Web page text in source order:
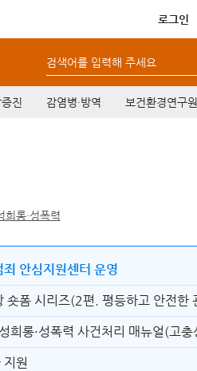
로그인
검색어를 입력해 주세요
진 감염병·방역 보건환경연구원
희롱·성폭력
안심지원센터 운영
지원